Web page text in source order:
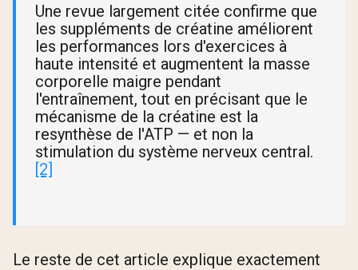
Une revue largement citée confirme que
les suppléments de créatine améliorent
les performances lors d'exercices à
haute intensité et augmentent la masse
corporelle maigre pendant
l'entraînement, tout en précisant que le
mécanisme de la créatine est la
resynthèse de l'ATP — et non la
stimulation du système nerveux central.
[2]
Le reste de cet article explique exactement